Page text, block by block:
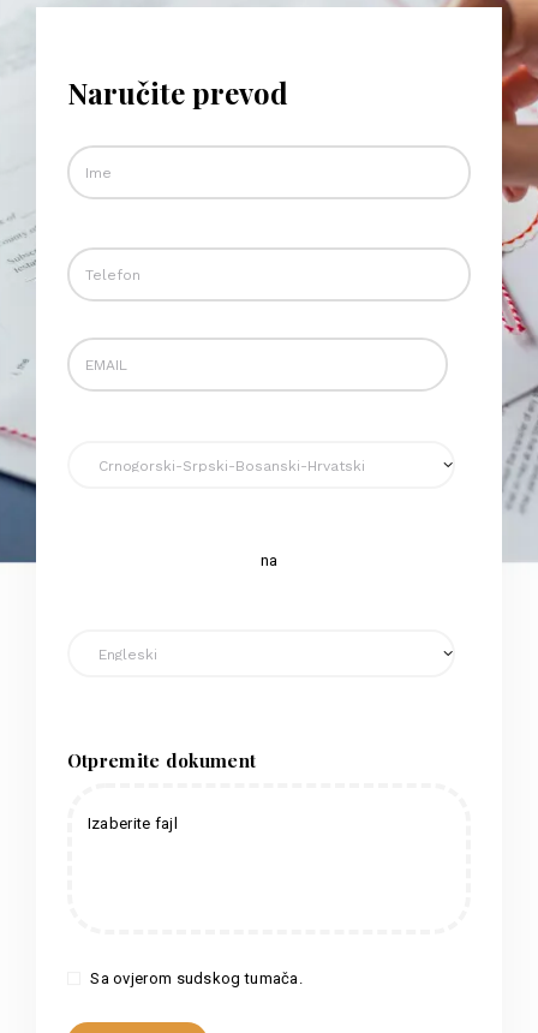
Naručite prevod
na
Otpremite dokument
Izaberite fajl
Sa ovjerom sudskog tumača.